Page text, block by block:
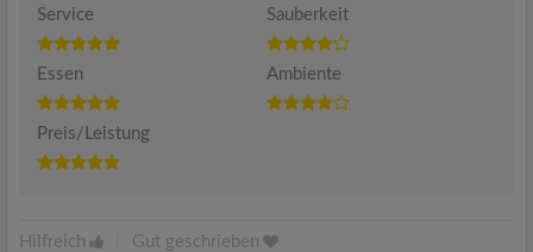
Service
Sauberkeit
Essen Ambiente
Preis/Leistung
Hilfreich Gut geschrieben